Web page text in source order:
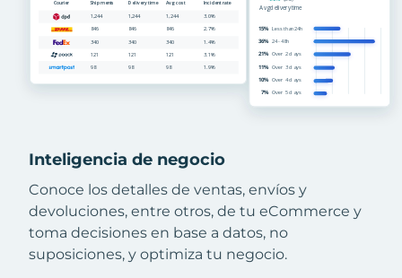
Inteligencia de negocio
Conoce los detalles de ventas, envíos y
devoluciones, entre otros, de tu eCommerce y
toma decisiones en base a datos, no
suposiciones, y optimiza tu negocio.